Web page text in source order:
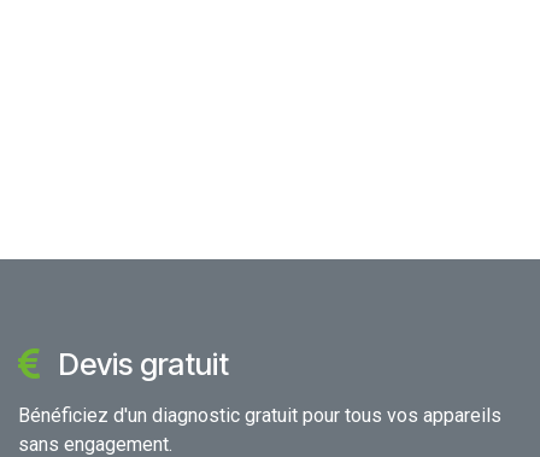
Devis gratuit
Bénéficiez d'un diagnostic gratuit pour tous vos appareils
sans engagement.